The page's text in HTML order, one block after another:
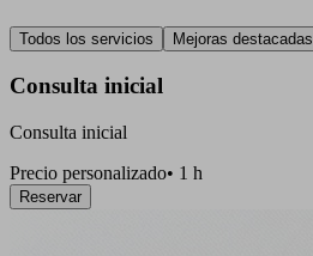
Todos los servicios Mejoras destacadas
Consulta inicial
Consulta inicial
Precio personalizado• 1 h
Reservar